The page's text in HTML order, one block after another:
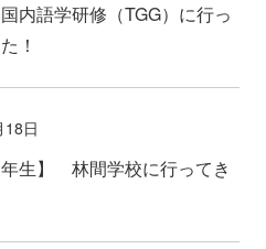
国内語学研修（TGG）に行っ
！
日
年生】 林間学校に行ってき